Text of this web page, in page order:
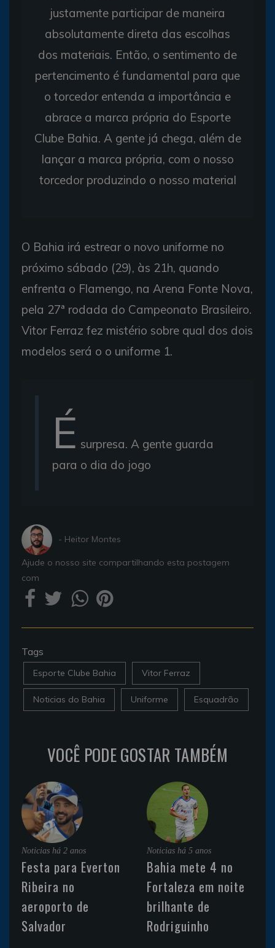
justamente participar de maneira
absolutamente direta das escolhas
dos materiais. Então, o sentimento de
pertencimento é fundamental para que
o torcedor entenda a importância e
abrace a marca própria do Esporte
Clube Bahia. A gente já chega, além de
lançar a marca própria, com o nosso
torcedor produzindo o nosso material
O Bahia irá estrear o novo uniforme no
próximo sábado (29), às 21h, quando
enfrenta o Flamengo, na Arena Fonte Nova,
pela 27ª rodada do Campeonato Brasileiro.
Vitor Ferraz fez mistério sobre qual dos dois
modelos será o o uniforme 1.
É surpresa. A gente guarda
para o dia do jogo
- Heitor Montes
Ajude o nosso site compartilhando esta postagem
com
Tags
Esporte Clube Bahia Vitor Ferraz
Noticias do Bahia Uniforme Esquadrão
VOCÊ PODE GOSTAR TAMBÉM
Noticias há 2 anos
Festa para Everton
Ribeira no
aeroporto de
Salvador
Noticias há 5 anos
Bahia mete 4 no
Fortaleza em noite
brilhante de
Rodriguinho